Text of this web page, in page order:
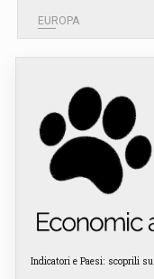
EUROPA
Indicatori e Paesi: scoprili su